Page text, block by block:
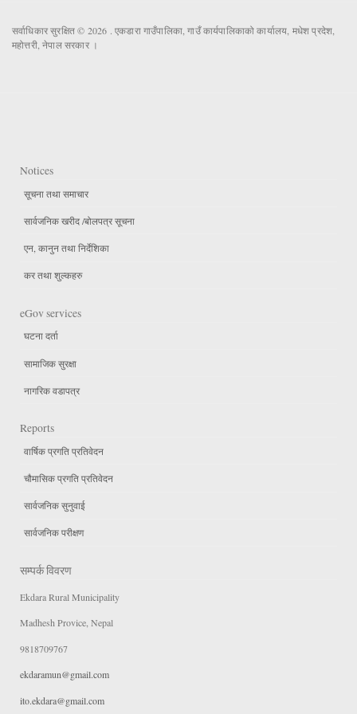
सर्वाधिकार सुरक्षित © 2026 . एकडारा गाउँपालिका, गाउँ कार्यपालिकाको कार्यालय, मधेश प्रदेश,
महोत्तरी, नेपाल सरकार ।
Notices
सूचना तथा समाचार
सार्वजनिक खरीद /बोलपत्र सूचना
एन, कानुन तथा निर्देशिका
कर तथा शुल्कहरु
eGov services
घटना दर्ता
सामाजिक सुरक्षा
नागरिक वडापत्र
Reports
वार्षिक प्रगति प्रतिवेदन
चौमासिक प्रगति प्रतिवेदन
सार्वजनिक सुनुवाई
सार्वजनिक परीक्षण
सम्पर्क विवरण
Ekdara Rural Municipality
Madhesh Provice, Nepal
9818709767
ekdaramun@gmail.com
ito.ekdara@gmail.com